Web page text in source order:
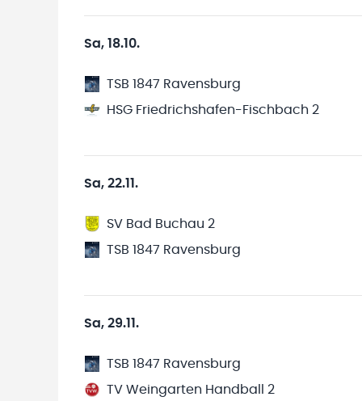
Sa, 18.10.
TSB 1847 Ravensburg
HSG Friedrichshafen-Fischbach 2
Sa, 22.11.
SV Bad Buchau 2
TSB 1847 Ravensburg
Sa, 29.11.
TSB 1847 Ravensburg
TV Weingarten Handball 2